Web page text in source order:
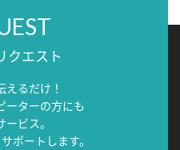
クエスト
えるだけ！
ーターの方にも
ビス。
ポートします。